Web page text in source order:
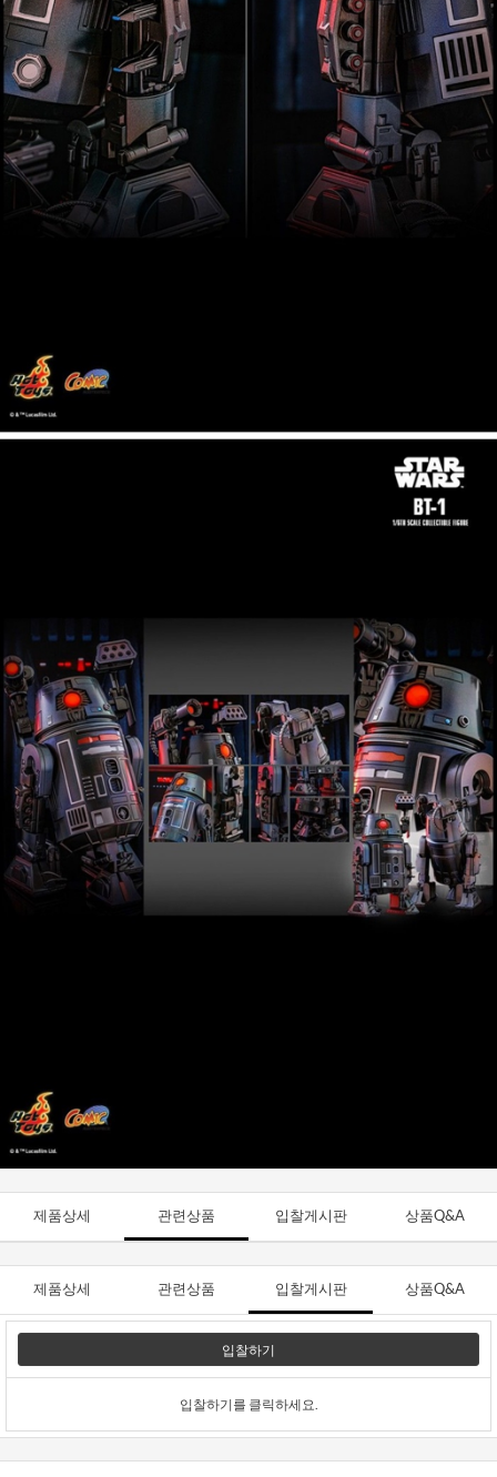
제품상세 관련상품 입찰게시판 상품Q&A
제품상세 관련상품 입찰게시판 상품Q&A
입찰하기
입찰하기를 클릭하세요.